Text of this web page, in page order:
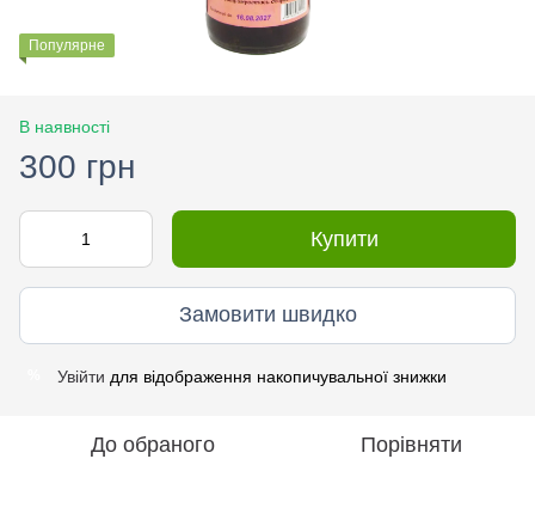
Популярне
В наявності
300 грн
Купити
Замовити швидко
Увійти для відображення накопичувальної знижки
До обраного Порівняти